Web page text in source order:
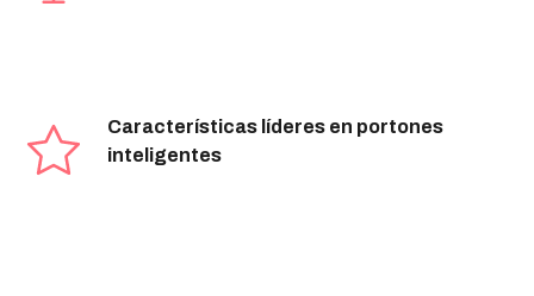
Características líderes en portones
inteligentes